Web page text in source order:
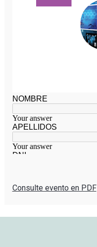
Consulte evento en PDF